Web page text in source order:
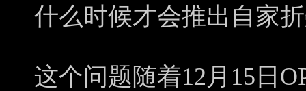
什么时候才会推出自家
这个问题随着12月15日